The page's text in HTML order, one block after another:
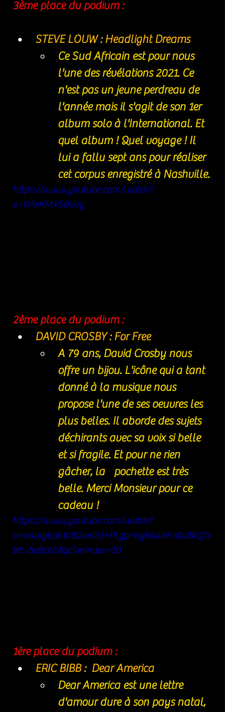
3ème place du podium :
STEVE LOUW : Headlight Dreams
Ce Sud Africain est pour nous
l'une des révélations 2021. Ce
n'est pas un jeune perdreau de
l'année mais il s'agit de son 1er
album solo à l'International. Et
quel album ! Quel voyage ! Il
lui a fallu sept ans pour réaliser
cet corpus enregistré à Nashville.
https://www.youtube.com/watch?
v=RAxKMXEBovg
2ème place du podium :
DAVID CROSBY : For Free
A 79 ans, David Crosby nous
offre un bijou. L'icône qui a tant
donné à la musique nous
propose l'une de ses oeuvres les
plus belles. Il aborde des sujets
déchirants avec sa voix si belle
et si fragile. Et pour ne rien
gâcher, la	pochette est très
belle. Merci Monsieur pour ce
cadeau !
https://www.youtube.com/watch?
v=u4wy6p6W3DI&list=PLzpHvgk6ivsFnDatkQTx
Wc-beBc6b8qc5&index=10
1ère place du podium :
ERIC BIBB :  Dear America
Dear America est une lettre
d'amour dure à son pays natal,